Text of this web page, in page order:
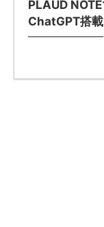
PLAUD
ChatGPT搭載